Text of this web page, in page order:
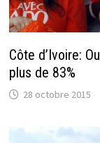
Côte d’Ivoire:
plus de 83%
28 octobre 2015